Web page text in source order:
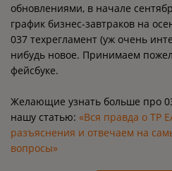
обновлениями, в начале
график бизнес-завтраков на
037 техрегламент (уж очень
нибудь новое. Принимаем
фейсбуке.
Желающие узнать больше про
нашу статью: «Вся правда о ТР
разъяснения и отвечаем на
вопросы»